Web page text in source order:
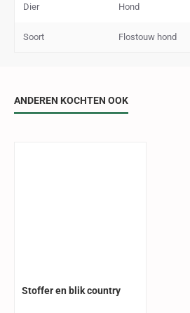
Dier Hond
Soort Flostouw hond
ANDEREN KOCHTEN OOK
Stoffer en blik country